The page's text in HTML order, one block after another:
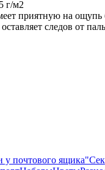
г/м2
приятную на
следов от
почтового ящика"